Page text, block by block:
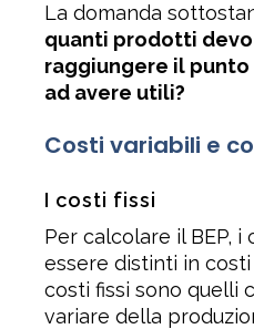
La domanda
quanti prodotti
raggiungere il
ad avere utili?
Costi variabili e
I costi fissi
Per calcolare il BEP,
essere distinti in
costi fissi sono quelli
variare della